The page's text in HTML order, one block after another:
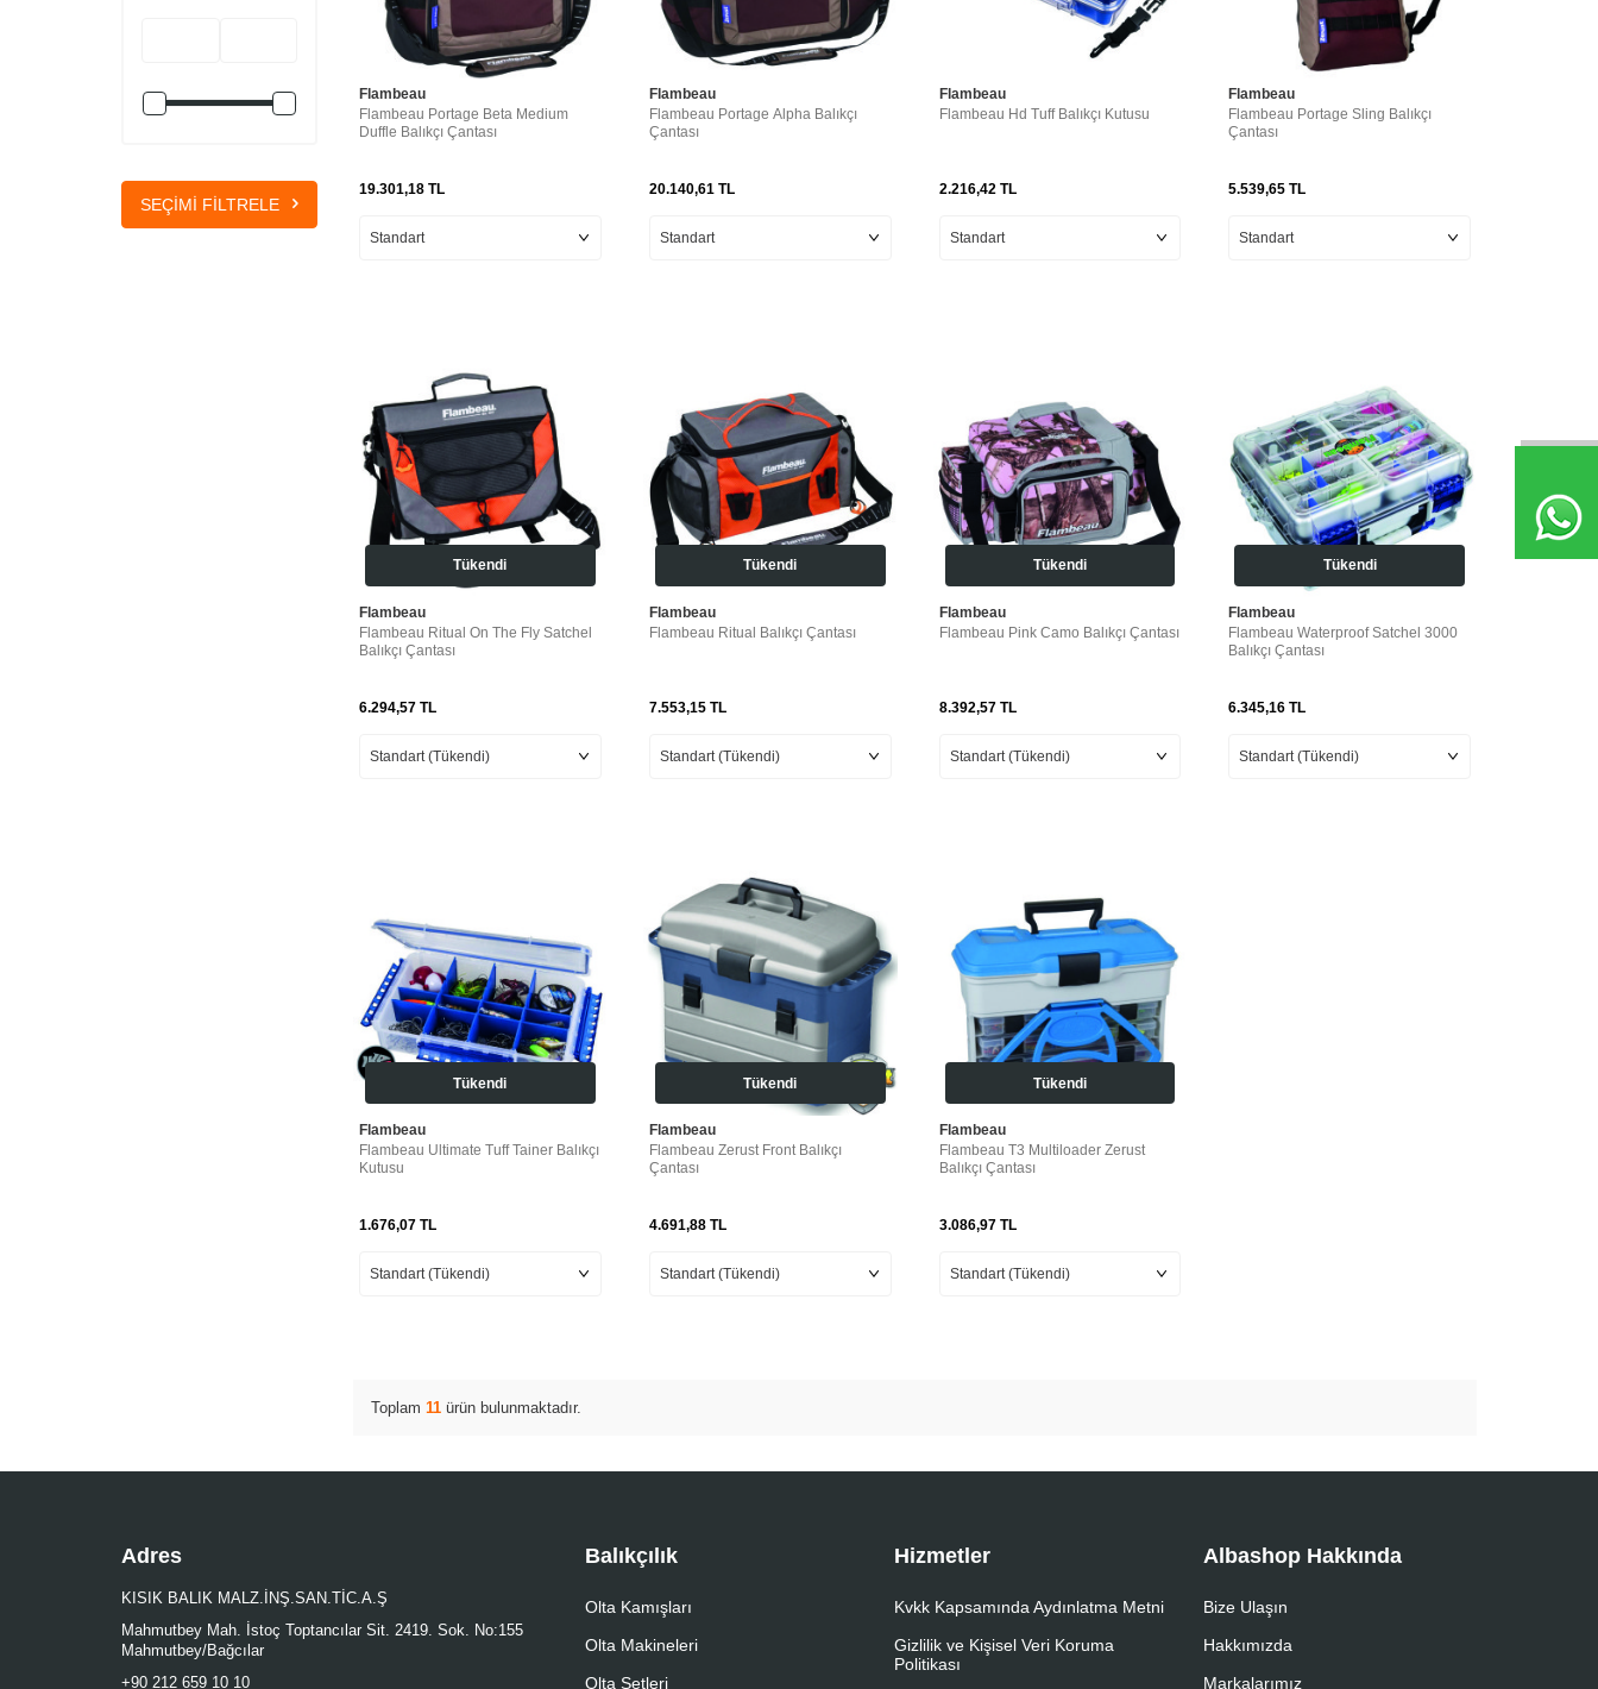
SEÇIMI FILTRELE
Flambeau
Flambeau Portage Beta Medium
Duffle Balıkçı Çantası
19.301,18 TL
Flambeau
Flambeau Portage Alpha Balıkçı
Çantası
20.140,61 TL
Flambeau
Flambeau Hd Tuff Balıkçı Kutusu
2.216,42 TL
Flambeau
Flambeau Portage Sling Balıkçı
Çantası
5.539,65 TL
Tükendi
Flambeau
Flambeau Ritual On The Fly Satchel
Balıkçı Çantası
6.294,57 TL
Tükendi
Flambeau
Flambeau Ritual Balıkçı Çantası
7.553,15TL
Tükendi
Flambeau
Flambeau Pink Camo Balıkçı Çantası
8.392,57TL
Tükendi
Flambeau
Flambeau Waterproof Satchel 3000
Balıkçı Çantası
6.345,16 TL
Tükendi
Flambeau
Flambeau Ultimate Tuff Tainer Balıkçı
Kutusu
1.676,07 TL
Tükendi
Flambeau
Flambeau Zerust Front Balıkçı
Çantası
4.691,88TL
Tükendi
Flambeau
Flambeau T3 Multiloader Zerust
Balıkçı Çantası
3.086,97TL
Toplam 11 ürün bulunmaktadır.
Adres
KISIK BALIK MALZ.İNŞ.SAN.TİC.A.Ş
Mahmutbey Mah. İstoç Toptancılar Sit. 2419. Sok. No:155
Mahmutbey/Bağcılar
+90 212 659 10 10
Balıkçılık
Olta Kamışları
Olta Makineleri
Olta Setleri
Hizmetler
Kvkk Kapsamında Aydınlatma Metni
Gizlilik ve Kişisel Veri Koruma
Politikası
Albashop Hakkında
Bize Ulaşın
Hakkımızda
Markalarımız